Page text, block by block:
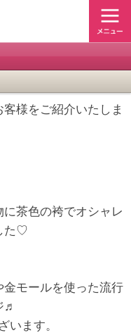
様をご紹介いたしま
茶色の袴でオシャレ
た♡
モールを使った流行
♬
います。